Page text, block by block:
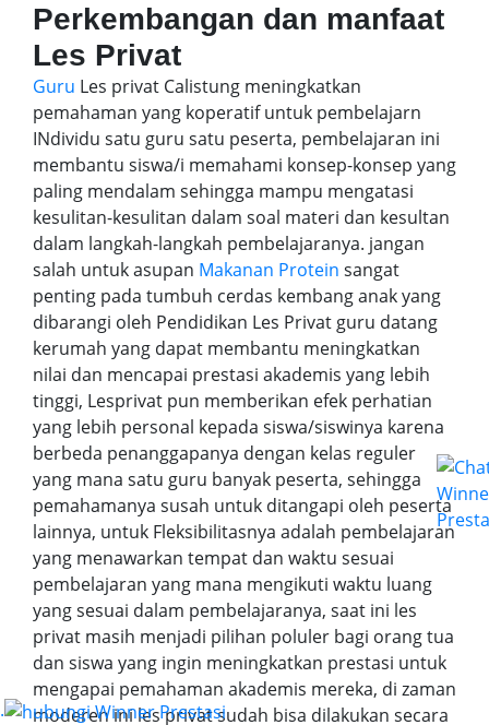
Perkembangan dan manfaat
Les Privat
Guru Les privat Calistung meningkatkan
pemahaman yang koperatif untuk pembelajarn
INdividu satu guru satu peserta, pembelajaran ini
membantu siswa/i memahami konsep-konsep yang
paling mendalam sehingga mampu mengatasi
kesulitan-kesulitan dalam soal materi dan kesultan
dalam langkah-langkah pembelajaranya. jangan
salah untuk asupan Makanan Protein sangat
penting pada tumbuh cerdas kembang anak yang
dibarangi oleh Pendidikan Les Privat guru datang
kerumah yang dapat membantu meningkatkan
nilai dan mencapai prestasi akademis yang lebih
tinggi, Lesprivat pun memberikan efek perhatian
yang lebih personal kepada siswa/siswinya karena
berbeda penanggapanya dengan kelas reguler
yang mana satu guru banyak peserta, sehingga
pemahamanya susah untuk ditangapi oleh peserta
lainnya, untuk Fleksibilitasnya adalah pembelajaran
yang menawarkan tempat dan waktu sesuai
pembelajaran yang mana mengikuti waktu luang
yang sesuai dalam pembelajaranya, saat ini les
privat masih menjadi pilihan poluler bagi orang tua
dan siswa yang ingin meningkatkan prestasi untuk
mengapai pemahaman akademis mereka, di zaman
moderen ini les privat sudah bisa dilakukan secara
.